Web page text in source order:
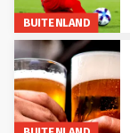
BUITENLAND
BUITENLAND